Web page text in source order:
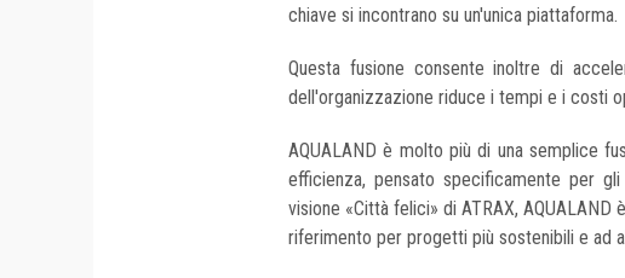
chiave si incontrano su un'unica piattaforma.
Questa fusione consente inoltre di
dell'organizzazione riduce i tempi e i costi
AQUALAND è molto più di una semplice
efficienza, pensato specificamente per
visione «Città felici» di ATRAX,
riferimento per progetti più sostenibili e ad